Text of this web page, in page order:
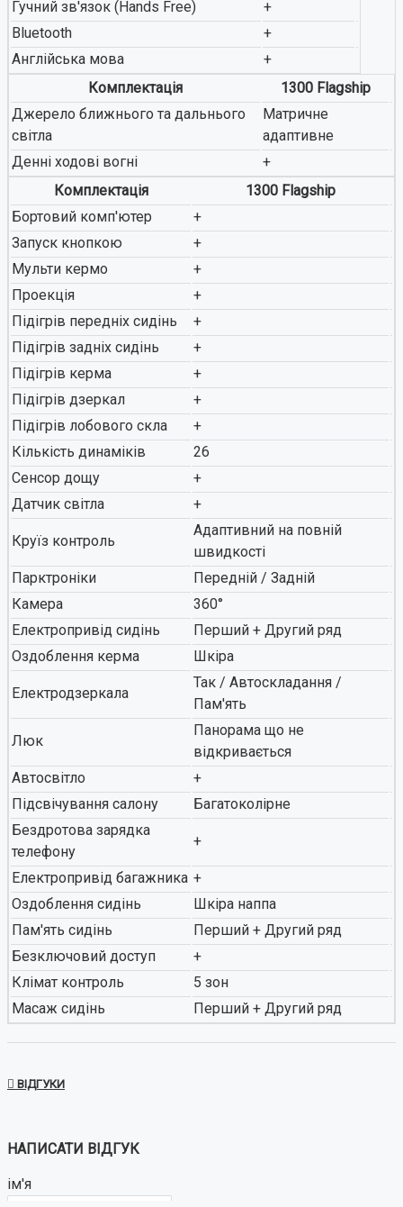
Гучний зв'язок (Hands Free)
+
Bluetooth
+
Англійська мова
+
Комплектація
1300 Flagship
Джерело ближнього та дальнього
світла
Матричне
адаптивне
Денні ходові вогні
+
Комплектація
1300 Flagship
Бортовий комп'ютер
+
Запуск кнопкою
+
Мульти кермо
+
Проекція
+
Підігрів передніх сидінь
+
Підігрів задніх сидінь
+
Підігрів керма
+
Підігрів дзеркал
+
Підігрів лобового скла
+
Кількість динаміків
26
Сенсор дощу
+
Датчик світла
+
Круїз контроль
Адаптивний на повній
швидкості
Парктроніки
Передній / Задній
Камера
360°
Електропривід сидінь
Перший + Другий ряд
Оздоблення керма
Шкіра
Електродзеркала
Так / Автоскладання /
Пам'ять
Люк
Панорама що не
відкривається
Автосвітло
+
Підсвічування салону
Багатоколірне
Бездротова зарядка
телефону
+
Електропривід багажника +
Оздоблення сидінь
Шкіра наппа
Пам'ять сидінь
Перший + Другий ряд
Безключовий доступ
+
Клімат контроль
5 зон
Масаж сидінь
Перший + Другий ряд
ВІДГУКИ
НАПИСАТИ ВІДГУК
ім'я